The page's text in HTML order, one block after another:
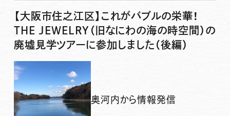
【大阪市住之江区】これがバブルの栄華！
THE JEWELRY（旧なにわの海の時空間）の
廃墟見学ツアーに参加しました（後編）
奥河内から情報発信